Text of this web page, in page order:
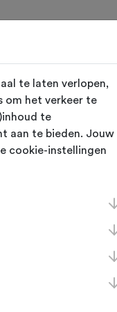
boven
te
je
door
te laten verlopen,
om het verkeer te
te
aan te bieden. Jouw
cookie-instellingen